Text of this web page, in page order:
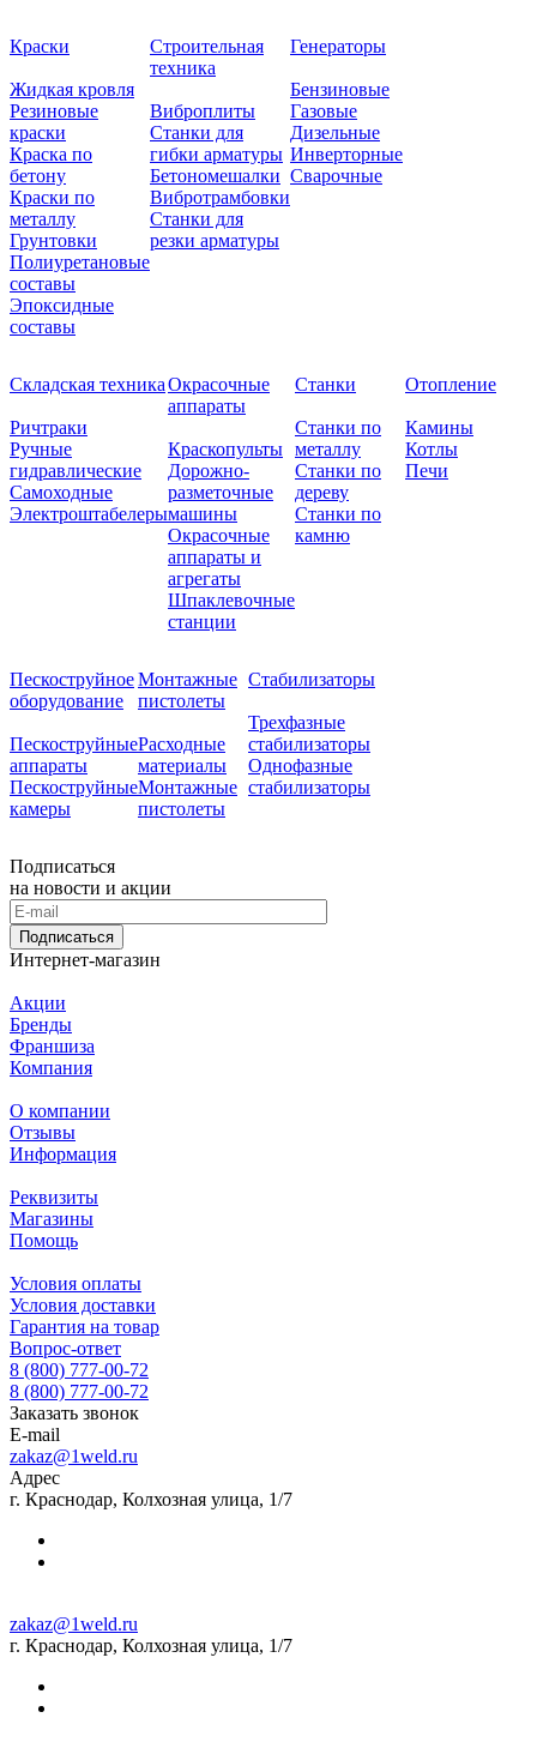
Краски
Жидкая кровля
Резиновые
краски
Краска по
бетону
Краски по
металлу
Грунтовки
Полиуретановые
составы
Эпоксидные
составы
Строительная
техника
Виброплиты
Станки для
гибки арматуры
Бетономешалки
Вибротрамбовки
Станки для
резки арматуры
Генераторы
Бензиновые
Газовые
Дизельные
Инверторные
Сварочные
Складская техника
Ричтраки
Ручные
гидравлические
Самоходные
Электроштабелеры
Окрасочные
аппараты
Краскопульты
Дорожно-
разметочные
машины
Окрасочные
аппараты и
агрегаты
Шпаклевочные
станции
Станки
Станки по
металлу
Станки по
дереву
Станки по
камню
Отопление
Камины
Котлы
Печи
Пескоструйное
оборудование
Пескоструйные
аппараты
Пескоструйные
камеры
Монтажные
пистолеты
Расходные
материалы
Монтажные
пистолеты
Стабилизаторы
Трехфазные
стабилизаторы
Однофазные
стабилизаторы
Подписаться
на новости и акции
Подписаться
Интернет-магазин
Акции
Бренды
Франшиза
Компания
О компании
Отзывы
Информация
Реквизиты
Магазины
Помощь
Условия оплаты
Условия доставки
Гарантия на товар
Вопрос-ответ
8 (800) 777-00-72
8 (800) 777-00-72
Заказать звонок
E-mail
zakaz@1weld.ru
Адрес
г. Краснодар, Колхозная улица, 1/7
zakaz@1weld.ru
г. Краснодар, Колхозная улица, 1/7